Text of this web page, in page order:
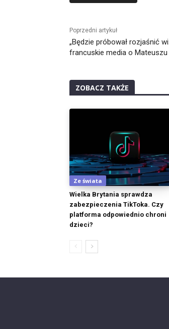
Poprzedni artykuł
„Będzie próbował rozjaśnić
francuskie media o
ZOBACZ TAKŻE
Ze świata
Wielka Brytania sprawdza
zabezpieczenia TikToka. Czy
platforma odpowiednio chroni
dzieci?